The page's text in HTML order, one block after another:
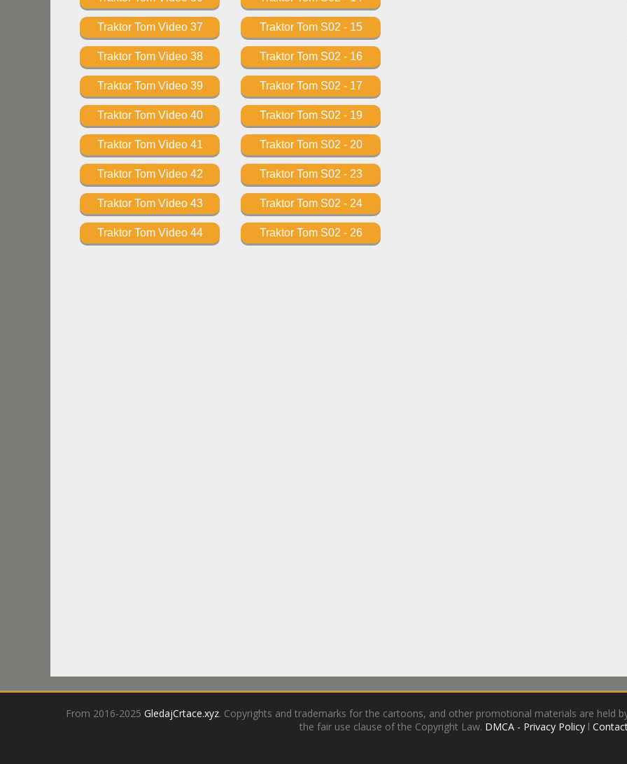
Traktor Tom Video 37
Traktor Tom Video 38
Traktor Tom Video 39
Traktor Tom Video 40
Traktor Tom Video 41
Traktor Tom Video 42
Traktor Tom Video 43
Traktor Tom Video 44
Traktor Tom S02 - 15
Traktor Tom S02 - 16
Traktor Tom S02 - 17
Traktor Tom S02 - 19
Traktor Tom S02 - 20
Traktor Tom S02 - 23
Traktor Tom S02 - 24
Traktor Tom S02 - 26
From 2016-2025 GledajCrtace.xyz. Copyrights and trademarks for the cartoons, and other promotional materials are held
the fair use clause of the Copyright Law. DMCA - Privacy Policy l